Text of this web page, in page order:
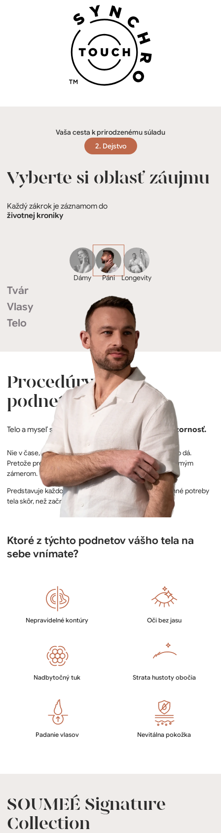
Vaša cesta k prirodzenému súladu
2. Dejstvo
Každý zákrok je záznamom do
životnej kroniky
Vyberte si oblasť záujmu
Dámy Páni Longevity
Tvár
Vlasy
Telo
Procedúry podľa
podnetu tela
Telo a myseľ si zaslúžia dôstojnú a pravidelnú pozornosť.
Nie v čase, keď je neskoro - ale vtedy, keď sa ešte všetko dá.
Pretože prevencia je pre nás časovým náskokom s vedomým
zámerom.
Predstavuje každodenný postoj, ktorý odpovedá na jemné potreby
tela skôr, než začne kričať.
Ktoré z týchto podnetov vášho tela na
sebe vnímate?
Nepravidelné kontúry Oči bez jasu
Nadbytočný tuk Strata hustoty obočia
Padanie vlasov Nevitálna pokožka
SOUMEÉ Signature
Collection